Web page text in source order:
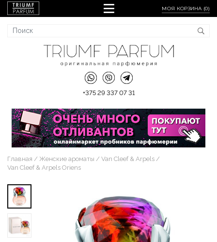
МОЯ КОРЗИНА (0)
+375 29 337 07 31
Главная Женские ароматы
Van Cleef & Arpels
Van Cleef & Arpels Oriens